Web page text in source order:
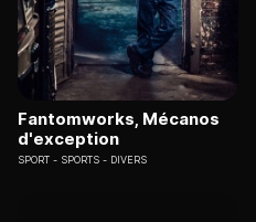
Fantomworks, Mécanos
d'exception
SPORT SPORTS - DIVERS